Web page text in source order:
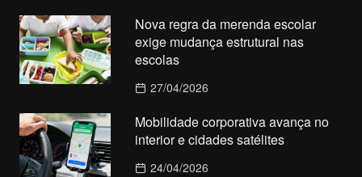
Nova regra da merenda escolar
exige mudança estrutural nas
escolas
27/04/2026
Mobilidade corporativa avança no
interior e cidades satélites
24/04/2026